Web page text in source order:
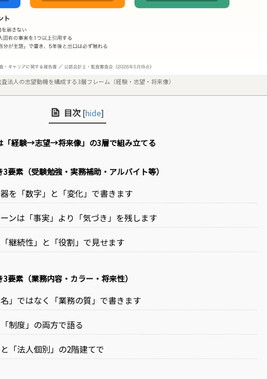
法人の志望動機を構成する3層フレーム（経験・志望・将来像）
目次 [hide]
「経験→志望→将来像」の3層で組み立てる
要素（受験勉強・実務補助・アルバイト等）
を「数字」と「変化」で書きます
ンは「事実」より「気づき」を残します
継続性」と「役割」で見せます
要素（業務内容・カラー・将来性）
」ではなく「業務の質」で書きます
制度」の両方で語る
「法人個別」の2階建てで